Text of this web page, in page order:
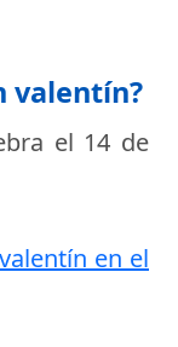
valentín?
el 14 de
en el